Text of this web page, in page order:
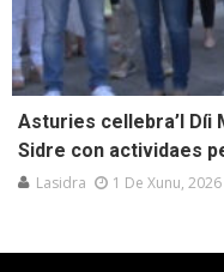
Asturies cellebra’l Díi
Sidre con actividaes
Lasidra 1 De Xunu, 2026